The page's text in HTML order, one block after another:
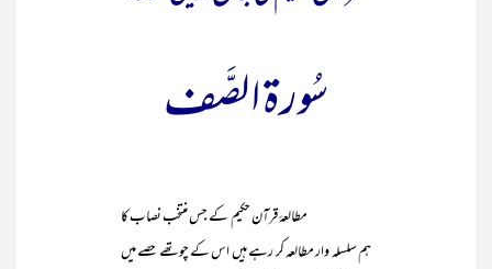
سُورۃ الصَّف
مطالعۂ قرآن حکیم کے جس منتخب نصاب کا
ہم سلسلہ وار مطالعہ کر رہے ہیں اس کے چوتھے حصے میں